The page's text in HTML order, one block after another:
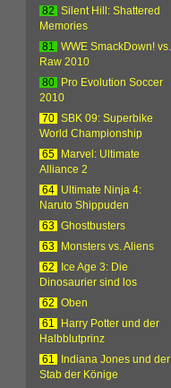
82
Silent Hill: Shattered
Memories
81
WWE SmackDown! vs.
Raw 2010
80
Pro Evolution Soccer
2010
70
SBK 09: Superbike
World Championship
65
Marvel: Ultimate
Alliance 2
64
Ultimate Ninja 4:
Naruto Shippuden
63
Ghostbusters
63
Monsters vs. Aliens
62
Ice Age 3: Die
Dinosaurier sind los
62
Oben
61
Harry Potter und der
Halbblutprinz
61
Indiana Jones und der
Stab der Könige